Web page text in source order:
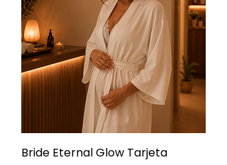
Bride Eternal Glow Tarjeta